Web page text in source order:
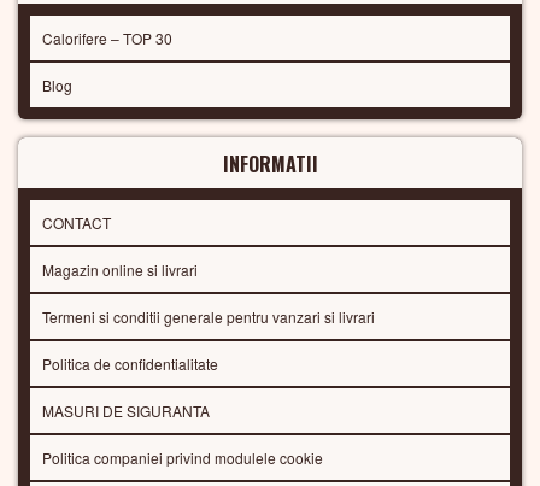
Calorifere – TOP 30
Blog
INFORMATII
CONTACT
Magazin online si livrari
Termeni si conditii generale pentru vanzari si livrari
Politica de confidentialitate
MASURI DE SIGURANTA
Politica companiei privind modulele cookie